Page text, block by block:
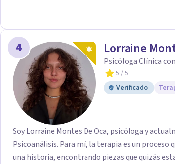
4 Lorraine
Psicóloga Clínica
5 / 5
Verificado
Soy Lorraine Montes De Oca, psicóloga y
Psicoanálisis. Para mí, la terapia es un
una historia, encontrando piezas que quizás